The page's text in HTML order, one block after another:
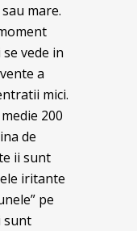
mare.
vede in
a
mici.
200
de
ii sunt
iritante
pe
sunt